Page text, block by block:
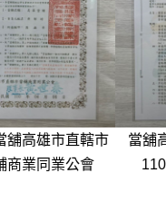
當舖高市經發商字第
11060530200號